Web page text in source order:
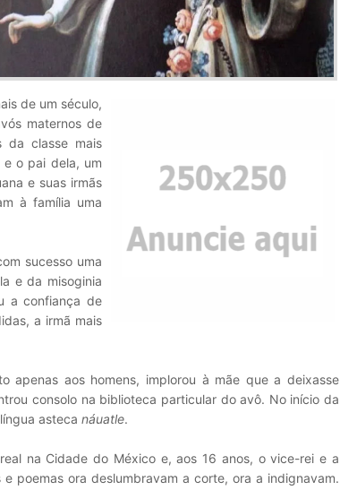
de um século,
maternos de
da classe mais
o pai dela, um
e suas irmãs
à família uma
sucesso uma
e da misoginia
a confiança de
a irmã mais
apenas aos homens, implorou à mãe que a deixasse
consolo na biblioteca particular do avô. No início da
asteca náuatle.
na Cidade do México e, aos 16 anos, o vice-rei e a
poemas ora deslumbravam a corte, ora a indignavam.